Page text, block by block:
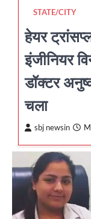
STATE/CITY
हेयर
इंजीनियर
डॉक्टर
चला
sbj newsin